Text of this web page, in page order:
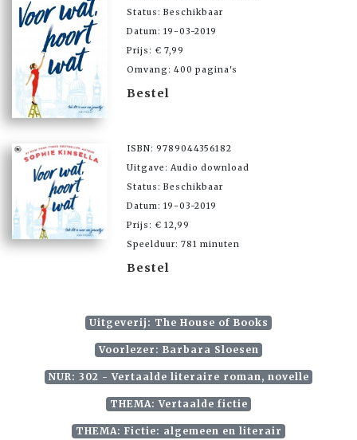
Status: Beschikbaar
Datum: 19-03-2019
Prijs: € 7,99
Omvang: 400 pagina's
Bestel
ISBN: 9789044356182
Uitgave: Audio download
Status: Beschikbaar
Datum: 19-03-2019
Prijs: € 12,99
Speelduur: 781 minuten
Bestel
Uitgeverij: The House of Books
Voorlezer: Barbara Sloesen
NUR: 302 - Vertaalde literaire roman, novelle
THEMA: Vertaalde fictie
THEMA: Fictie: algemeen en literair